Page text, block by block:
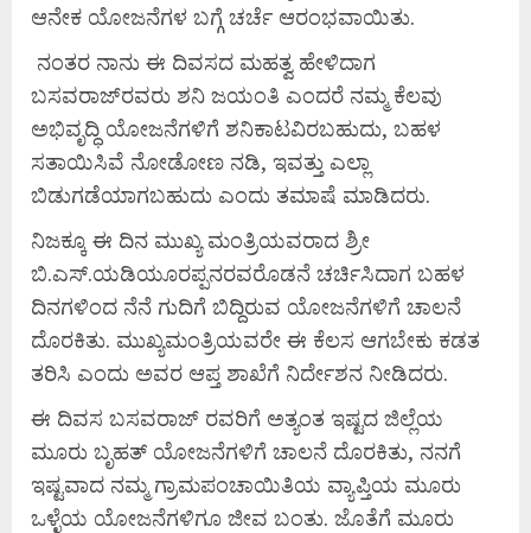
ಆನೇಕ ಯೋಜನೆಗಳ ಬಗ್ಗೆ ಚರ್ಚೆ ಆರಂಭವಾಯಿತು.
ನಂತರ ನಾನು ಈ ದಿವಸದ ಮಹತ್ವ ಹೇಳಿದಾಗ
ಬಸವರಾಜ್‍ರವರು ಶನಿ ಜಯಂತಿ ಎಂದರೆ ನಮ್ಮ ಕೆಲವು
ಅಭಿವೃದ್ಧಿ ಯೋಜನೆಗಳಿಗೆ ಶನಿಕಾಟವಿರಬಹುದು, ಬಹಳ
ಸತಾಯಿಸಿವೆ ನೋಡೋಣ ನಡಿ, ಇವತ್ತು ಎಲ್ಲಾ
ಬಿಡುಗಡೆಯಾಗಬಹುದು ಎಂದು ತಮಾಷೆ ಮಾಡಿದರು.
ನಿಜಕ್ಕೂ ಈ ದಿನ ಮುಖ್ಯ ಮಂತ್ರಿಯವರಾದ ಶ್ರೀ
ಬಿ.ಎಸ್.ಯಡಿಯೂರಪ್ಪನರವರೊಡನೆ ಚರ್ಚಿಸಿದಾಗ ಬಹಳ
ದಿನಗಳಿಂದ ನೆನೆ ಗುದಿಗೆ ಬಿದ್ದಿರುವ ಯೋಜನೆಗಳಿಗೆ ಚಾಲನೆ
ದೊರಕಿತು. ಮುಖ್ಯಮಂತ್ರಿಯವರೇ ಈ ಕೆಲಸ ಆಗಬೇಕು ಕಡತ
ತರಿಸಿ ಎಂದು ಅವರ ಆಪ್ತ ಶಾಖೆಗೆ ನಿರ್ದೇಶನ ನೀಡಿದರು.
ಈ ದಿವಸ ಬಸವರಾಜ್ ರವರಿಗೆ ಅತ್ಯಂತ ಇಷ್ಟದ ಜಿಲ್ಲೆಯ
ಮೂರು ಬೃಹತ್ ಯೋಜನೆಗಳಿಗೆ ಚಾಲನೆ ದೊರಕಿತು, ನನಗೆ
ಇಷ್ಟವಾದ ನಮ್ಮ ಗ್ರಾಮಪಂಚಾಯಿತಿಯ ವ್ಯಾಪ್ತಿಯ ಮೂರು
ಒಳ್ಳೆಯ ಯೋಜನೆಗಳಿಗೂ ಜೀವ ಬಂತು. ಜೊತೆಗೆ ಮೂರು